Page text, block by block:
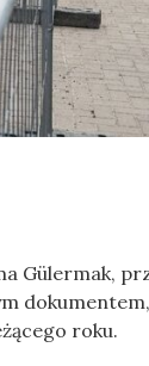
Gülermak,
roku.